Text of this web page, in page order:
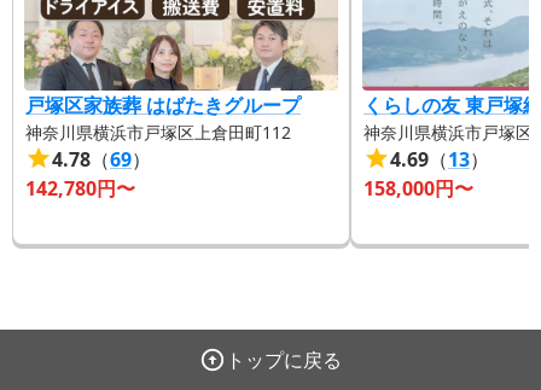
戸塚区家族葬 はばたきグループ
神奈川県横浜市戸塚区上倉田町112
4.78 （69）
142,780円〜
くらしの友 東戸塚
神奈川県横浜市戸塚区
4.69 （13）
158,000円〜
トップに戻る